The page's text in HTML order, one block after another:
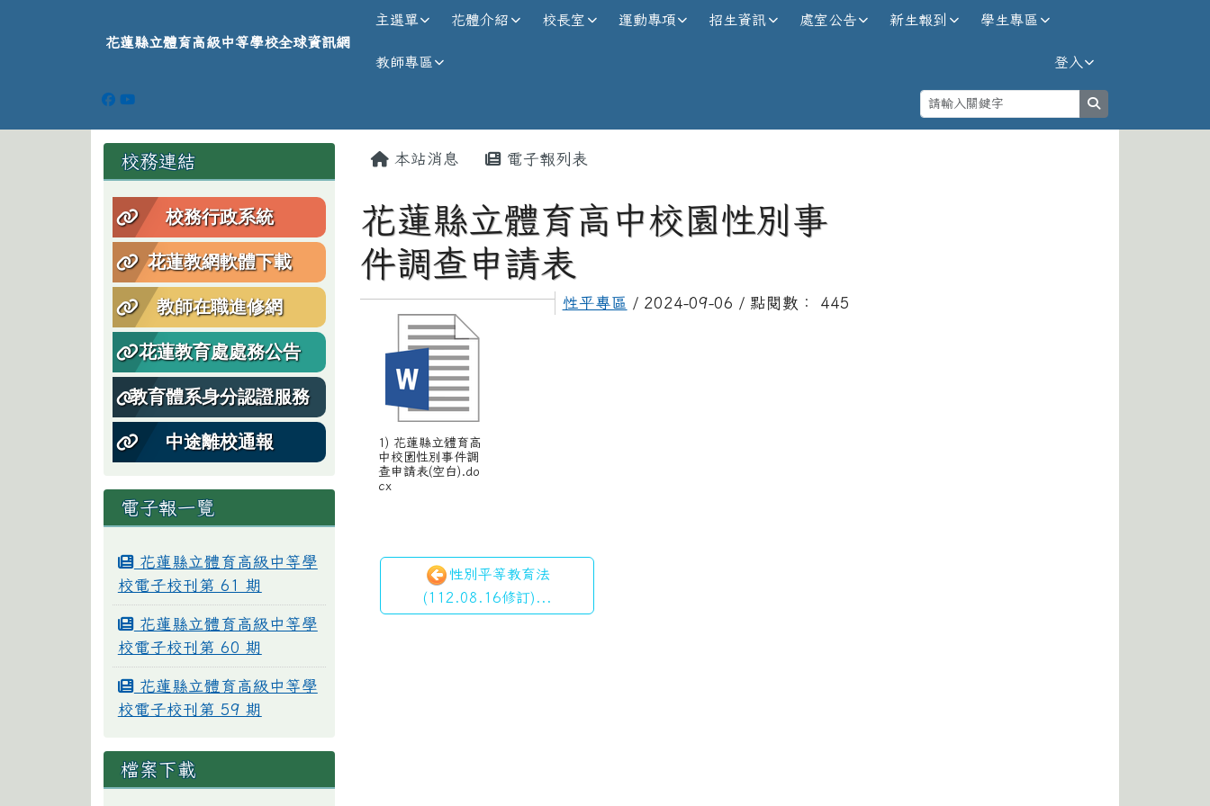
花蓮縣立體育高級中等學校全球資訊網
花蓮縣立體育高級中等學校全球資訊網
主選單 花體介紹 校長室 運動專項 招生資訊 處室公告 新生報到 學生專區
教師專區 登入
左邊區域內容
校務連結
校務行政系統
花蓮教網軟體下載
教師在職進修網
花蓮教育處處務公告
教育體系身分認證服務
中途離校通報
電子報一覽
花蓮縣立體育高級中等學
校電子校刊第 61 期
花蓮縣立體育高級中等學
校電子校刊第 60 期
花蓮縣立體育高級中等學
校電子校刊第 59 期
檔案下載
主內容區域
本站消息 電子報列表
花蓮縣立體育高中校園性別事
件調查申請表
性平專區 / 2024-09-06 / 點閱數： 445
1) 花蓮縣立體育高
中校園性別事件調
查申請表(空白).do
cx
性別平等教育法
(112.08.16修訂)...
頁尾區域